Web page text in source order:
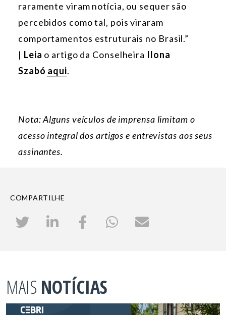
raramente viram notícia, ou sequer são
percebidos como tal, pois viraram
comportamentos estruturais no Brasil.”
| Leia o artigo da Conselheira Ilona
Szabó aqui.
Nota: Alguns veículos de imprensa limitam o
acesso integral dos artigos e entrevistas aos seus
assinantes.
COMPARTILHE
MAIS NOTÍCIAS